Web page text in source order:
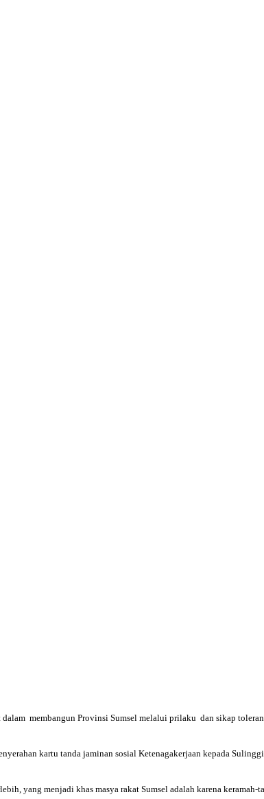
membangun Provinsi Sumsel melalui prilaku dan sikap
kartu tanda jaminan sosial Ketenagakerjaan kepada
yang menjadi khas masya rakat Sumsel adalah karena keramah-